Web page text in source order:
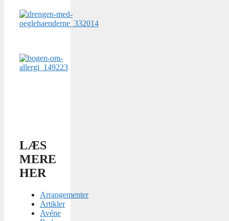
LÆS
MERE
HER
Arrangementer
Artikler
Avéne